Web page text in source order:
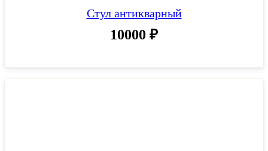
Стул антикварный
10000 ₽